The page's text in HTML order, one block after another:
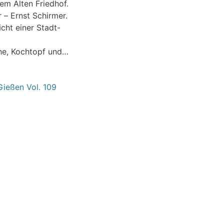
Alten Friedhof.
Ernst Schirmer.
einer Stadt-
Kochtopf und
Gießener
Vol. 109